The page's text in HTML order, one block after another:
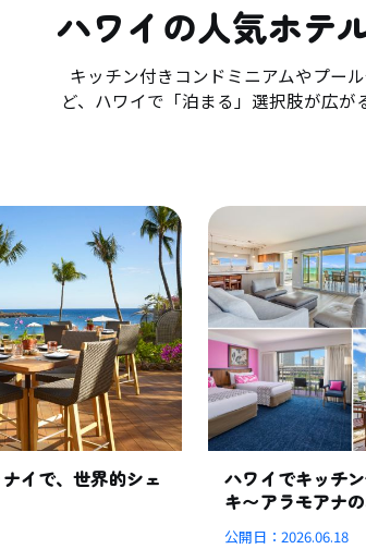
ハワイの人気ホテ
キッチン付きコンドミニアムやプー
ど、ハワイで「泊まる」選択肢が広
イで、世界的シェ
ハワイでキッチ
キ〜アラモアナ
公開日：2026.06.18